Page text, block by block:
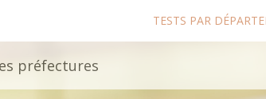
TESTS PAR
préfectures